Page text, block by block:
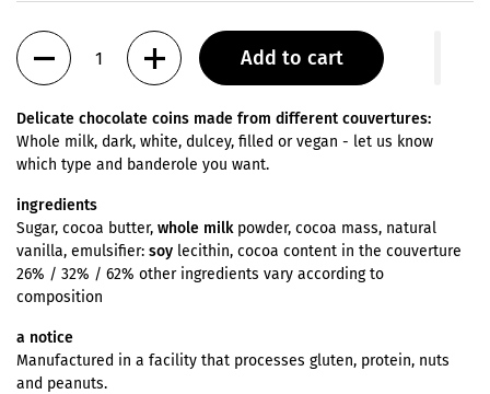
Quantity
Add to cart
Delicate chocolate coins made from different couvertures:
Whole milk, dark, white, dulcey, filled or vegan - let us know
which type and banderole you want.
ingredients
Sugar, cocoa butter, whole milkpowder, cocoa mass, natural
vanilla, emulsifier: soy lecithin, cocoa content in the couverture
26% / 32% / 62% other ingredients vary according to
composition
a notice
Manufactured in a facility that processes gluten, protein, nuts
and peanuts.